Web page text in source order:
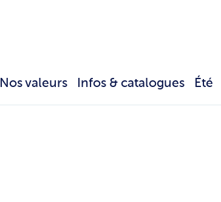
Nos valeurs Infos & catalogues Été